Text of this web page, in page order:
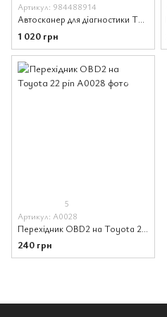
Артикул: 984488914
Автосканер для діагностики TOYOTA MINI VCI TIS J2534
1 020 грн
5
Артикул: A0028
240 грн